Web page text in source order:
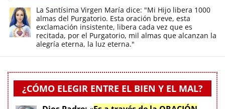
La Santísima Virgen María dice: "Mi Hijo libera 1000
almas del Purgatorio. Esta oración breve, esta
exclamación insistente, libera cada vez que es
recitada, por el Purgatorio, mil almas que alcanzan la
alegría eterna, la luz eterna."
¿CÓMO ELEGIR ENTRE EL BIEN Y EL MAL?